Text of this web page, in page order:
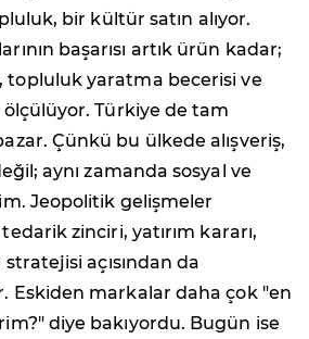
bir kültür satın alıyor.
başarısı artık ürün kadar;
topluluk yaratma becerisi ve
Türkiye de tam
Çünkü bu ülkede alışveriş,
aynı zamanda sosyal ve
Jeopolitik gelişmeler
zinciri, yatırım kararı,
açısından da
Eskiden markalar daha çok "en
diye bakıyordu. Bugün ise